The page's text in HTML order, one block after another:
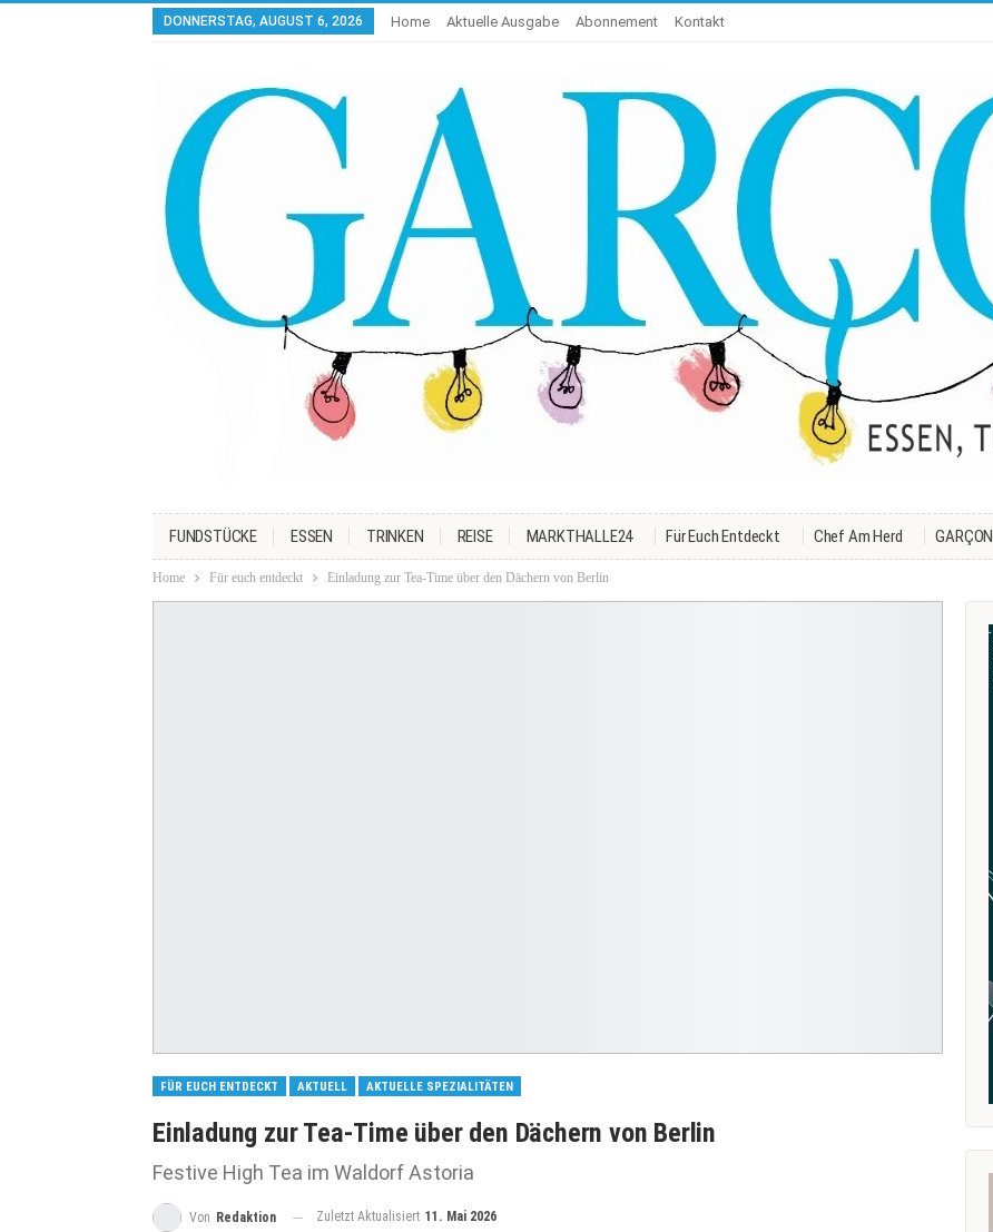
DONNERSTAG, AUGUST 6, 2026 Home Aktuelle Ausgabe Abonnement Kontakt
FUNDSTÜCKE ESSEN TRINKEN REISE MARKTHALLE24 Für Euch Entdeckt Chef Am Herd GARÇON
Home Für euch entdeckt Einladung zur Tea-Time über den Dächern von Berlin
FÜR EUCH ENTDECKT AKTUELL AKTUELLE SPEZIALITÄTEN
Einladung zur Tea-Time über den Dächern von Berlin
Festive High Tea im Waldorf Astoria
Von Redaktion Zuletzt Aktualisiert 11. Mai 2026